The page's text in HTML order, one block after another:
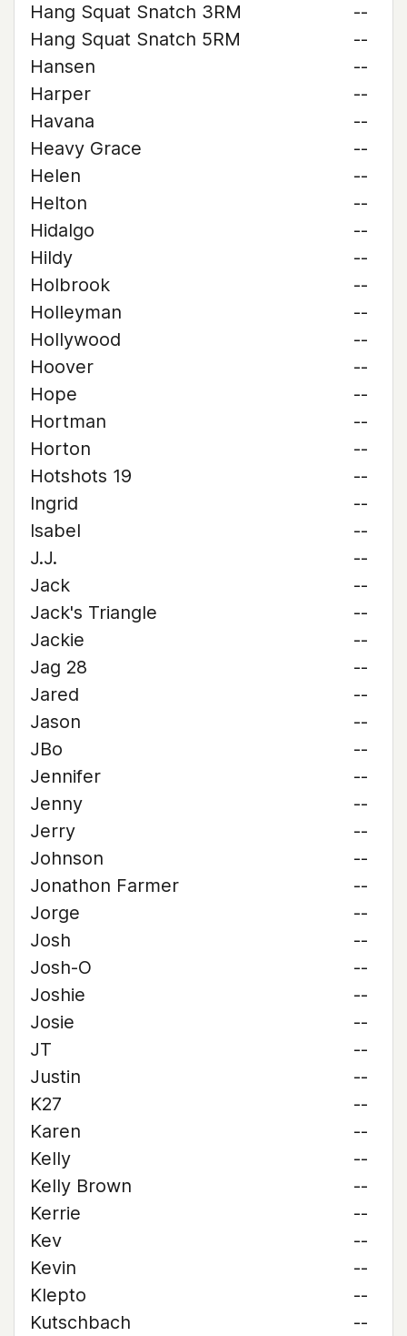
Hang Squat Snatch 3RM
--
Hang Squat Snatch 5RM
--
Hansen
--
Harper
--
Havana
--
Heavy Grace
--
Helen
--
Helton
--
Hidalgo
--
Hildy
--
Holbrook
--
Holleyman
--
Hollywood
--
Hoover
--
Hope
--
Hortman
--
Horton
--
Hotshots 19
--
Ingrid
--
Isabel
--
J.J.
--
Jack
--
Jack's Triangle
--
Jackie
--
Jag 28
--
Jared
--
Jason
--
JBo
--
Jennifer
--
Jenny
--
Jerry
--
Johnson
--
Jonathon Farmer
--
Jorge
--
Josh
--
Josh-O
--
Joshie
--
Josie
--
JT
--
Justin
--
K27
--
Karen
--
Kelly
--
Kelly Brown
--
Kerrie
--
Kev
--
Kevin
--
Klepto
--
Kutschbach
--